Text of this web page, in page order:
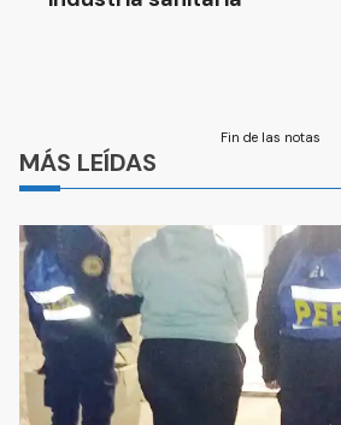
Fin de las notas
MÁS LEÍDAS